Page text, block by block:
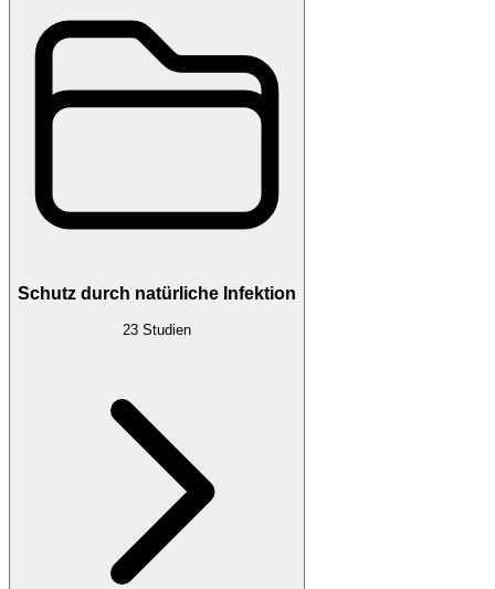
Schutz durch natürliche Infektion
23 Studien